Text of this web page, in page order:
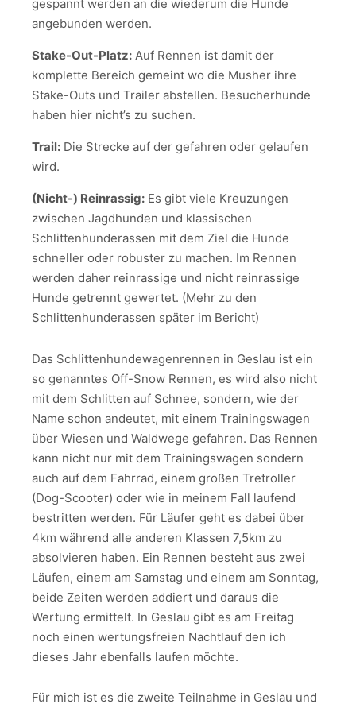
gespannt werden an die wiederum die Hunde
angebunden werden.
Stake-Out-Platz: Auf Rennen ist damit der
komplette Bereich gemeint wo die Musher ihre
Stake-Outs und Trailer abstellen. Besucherhunde
haben hier nicht’s zu suchen.
Trail: Die Strecke auf der gefahren oder gelaufen
wird.
(Nicht-) Reinrassig: Es gibt viele Kreuzungen
zwischen Jagdhunden und klassischen
Schlittenhunderassen mit dem Ziel die Hunde
schneller oder robuster zu machen. Im Rennen
werden daher reinrassige und nicht reinrassige
Hunde getrennt gewertet. (Mehr zu den
Schlittenhunderassen später im Bericht)
Das Schlittenhundewagenrennen in Geslau ist ein
so genanntes Off-Snow Rennen, es wird also nicht
mit dem Schlitten auf Schnee, sondern, wie der
Name schon andeutet, mit einem Trainingswagen
über Wiesen und Waldwege gefahren. Das Rennen
kann nicht nur mit dem Trainingswagen sondern
auch auf dem Fahrrad, einem großen Tretroller
(Dog-Scooter) oder wie in meinem Fall laufend
bestritten werden. Für Läufer geht es dabei über
4km während alle anderen Klassen 7,5km zu
absolvieren haben. Ein Rennen besteht aus zwei
Läufen, einem am Samstag und einem am Sonntag,
beide Zeiten werden addiert und daraus die
Wertung ermittelt. In Geslau gibt es am Freitag
noch einen wertungsfreien Nachtlauf den ich
dieses Jahr ebenfalls laufen möchte.
Für mich ist es die zweite Teilnahme in Geslau und